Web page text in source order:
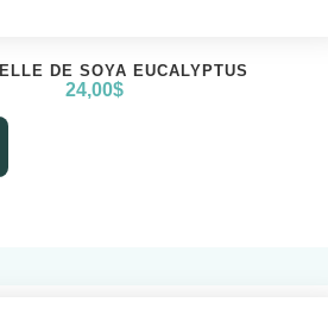
DE SOYA EUCALYPTUS
24,00$